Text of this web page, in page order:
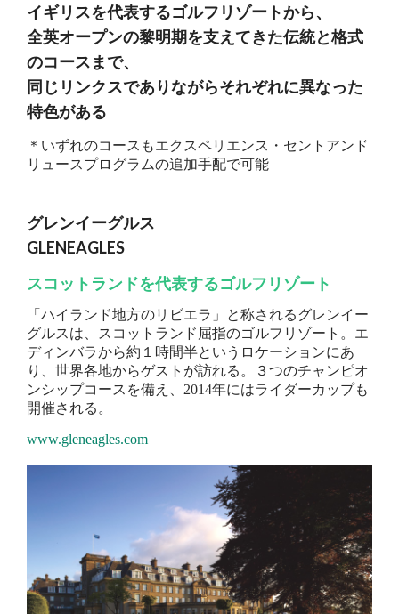
イギリスを代表するゴルフリゾートから、
全英オープンの黎明期を支えてきた伝統と格式
のコースまで、
同じリンクスでありながらそれぞれに異なった
特色がある
＊いずれのコースもエクスペリエンス・セントアンド
リュースプログラムの追加手配で可能
グレンイーグルス
GLENEAGLES
スコットランドを代表するゴルフリゾート
「ハイランド地方のリビエラ」と称されるグレンイー
グルスは、スコットランド屈指のゴルフリゾート。エ
ディンバラから約１時間半というロケーションにあ
り、世界各地からゲストが訪れる。３つのチャンピオ
ンシップコースを備え、2014年にはライダーカップも
開催される。
www.gleneagles.com